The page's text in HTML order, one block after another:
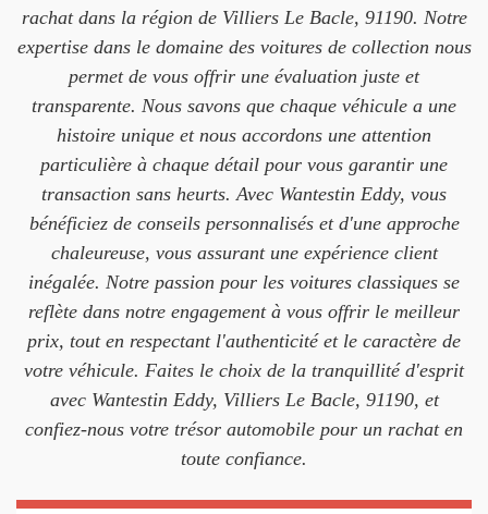
rachat dans la région de Villiers Le Bacle, 91190. Notre
expertise dans le domaine des voitures de collection nous
permet de vous offrir une évaluation juste et
transparente. Nous savons que chaque véhicule a une
histoire unique et nous accordons une attention
particulière à chaque détail pour vous garantir une
transaction sans heurts. Avec Wantestin Eddy, vous
bénéficiez de conseils personnalisés et d'une approche
chaleureuse, vous assurant une expérience client
inégalée. Notre passion pour les voitures classiques se
reflète dans notre engagement à vous offrir le meilleur
prix, tout en respectant l'authenticité et le caractère de
votre véhicule. Faites le choix de la tranquillité d'esprit
avec Wantestin Eddy, Villiers Le Bacle, 91190, et
confiez-nous votre trésor automobile pour un rachat en
toute confiance.